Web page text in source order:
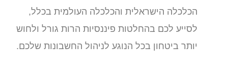
הכלכלה הישראלית והכלכלה העולמית בכלל,
לסייע לכם בהחלטות פיננסיות הרות גורל ולחוש
יותר ביטחון בכל הנוגע לניהול החשבונות שלכם.